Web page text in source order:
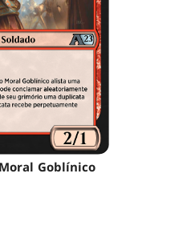
Goblínico